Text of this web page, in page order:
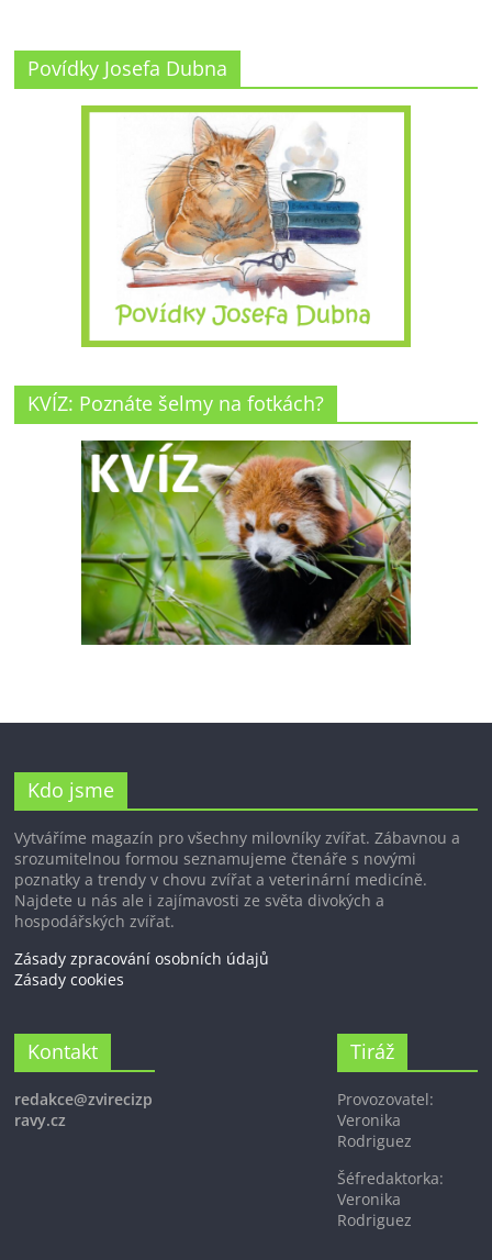
Povídky Josefa Dubna
KVÍZ: Poznáte šelmy na fotkách?
Kdo jsme
Vytváříme magazín pro všechny milovníky zvířat. Zábavnou a
srozumitelnou formou seznamujeme čtenáře s novými
poznatky a trendy v chovu zvířat a veterinární medicíně.
Najdete u nás ale i zajímavosti ze světa divokých a
hospodářských zvířat.
Zásady zpracování osobních údajů
Zásady cookies
Kontakt
redakce@zvirecizp
ravy.cz
Tiráž
Provozovatel:
Veronika
Rodriguez
Šéfredaktorka:
Veronika
Rodriguez